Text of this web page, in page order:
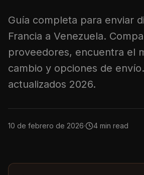
Guía completa para enviar
Francia a Venezuela.
proveedores, encuentra el
cambio y opciones de
actualizados 2026.
10 de febrero de 2026· 4 min read